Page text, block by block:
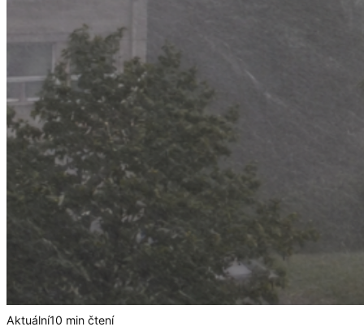
Aktuální10 min čtení